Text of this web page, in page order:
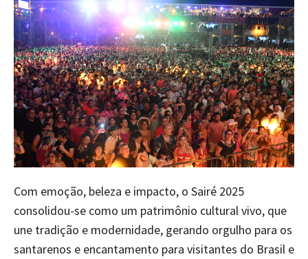
Com emoção, beleza e impacto, o Sairé 2025
consolidou-se como um patrimônio cultural vivo, que
une tradição e modernidade, gerando orgulho para os
santarenos e encantamento para visitantes do Brasil e